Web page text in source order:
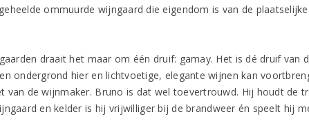
ommuurde wijngaard die eigendom is van de
draait het maar om één druif: gamay. Het is dé druif van
ondergrond hier en lichtvoetige, elegante wijnen kan
van de wijnmaker. Bruno is dat wel toevertrouwd. Hij houdt de
en kelder is hij vrijwilliger bij de brandweer én speelt hij